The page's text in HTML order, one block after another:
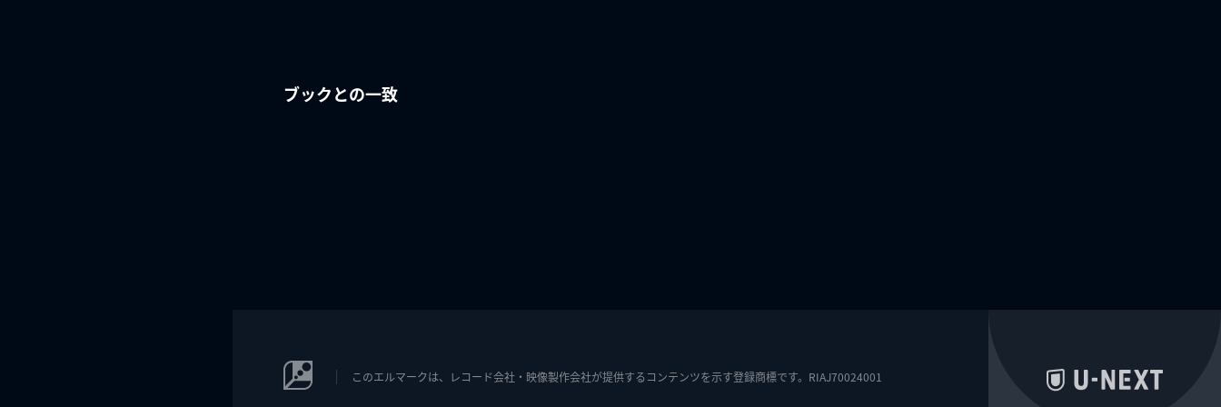
ブックとの一致
このエルマークは、レコード会社・映像製作会社が提供するコンテンツを示す登録商標です。RIAJ70024001